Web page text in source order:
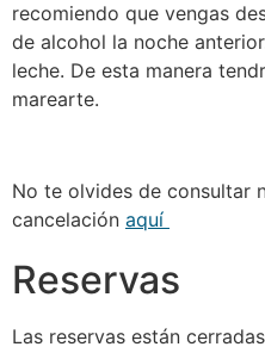
recomiendo que vengas
de alcohol la noche
leche. De esta manera
marearte.
No te olvides de consultar
cancelación aquí
Reservas
Las reservas están